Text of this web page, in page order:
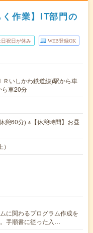
く作業】IT部門の
日祝日が休み WEB登録OK
いしかわ鉄道線)駅から車
ら車20分
憩60分) ※【休憩時間】お昼
に関わるプログラム作成を
手順書に従った入…